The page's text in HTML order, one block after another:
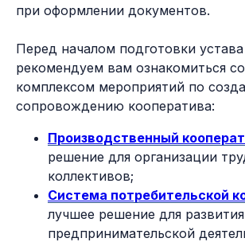
при оформлении документов.
Перед началом подготовки
рекомендуем вам ознакомиться
комплексом мероприятий по
сопровождению кооператива:
Производственный
решение для организации
коллективов;
Система потребительской
лучшее решение для развития
предпринимательской